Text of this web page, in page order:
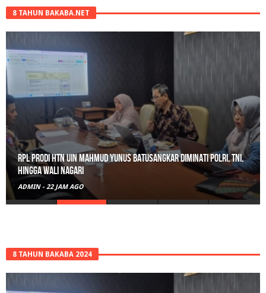
8 TAHUN BAKABA.NET
RPL Prodi HTN UIN Mahmud Yunus Batusangkar Diminati Polri, TNI,
hingga Wali Nagari
ADMIN - 22 JAM AGO
8 TAHUN BAKABA 2024